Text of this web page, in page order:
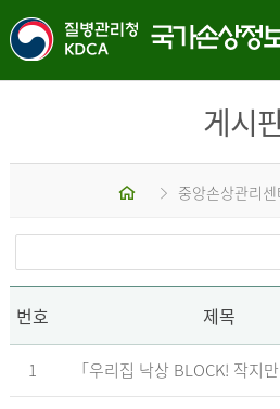
게시
중앙손상관리센
번호 제목
1